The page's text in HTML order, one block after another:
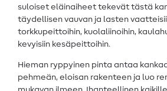
suloiset eläinaiheet tekevät tästä
täydellisen vauvan ja lasten
torkkupeittoihin, kuolaliinoihin,
kevyisiin kesäpeittoihin.
Hieman ryppyinen pinta antaa
pehmeän, eloisan rakenteen ja luo